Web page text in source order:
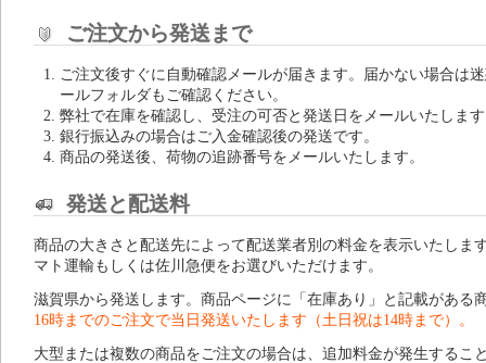
ご注文から発送まで
ご注文後すぐに自動確認メールが届きます。届かない場合は
ールフォルダもご確認ください。
弊社で在庫を確認し、受注の可否と発送日をメールいたしま
銀行振込みの場合はご入金確認後の発送です。
商品の発送後、荷物の追跡番号をメールいたします。
発送と配送料
商品の大きさと配送先によって配送業者別の料金を表示いたしま
マト運輸もしくは佐川急便をお選びいただけます。
滋賀県から発送します。商品ページに「在庫あり」と記載がある
16時までのご注文で当日発送いたします（土日祝は14時まで）。
大型または複数の商品をご注文の場合は、追加料金が発生するこ